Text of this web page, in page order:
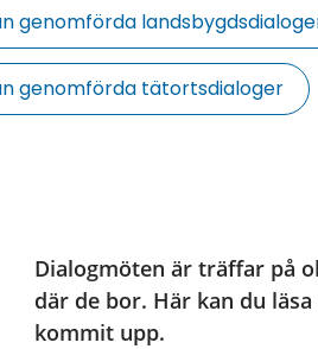
genomförda
genomförda tätortsdialoger
Dialogmöten är träffar på
där de bor. Här kan du
kommit upp.